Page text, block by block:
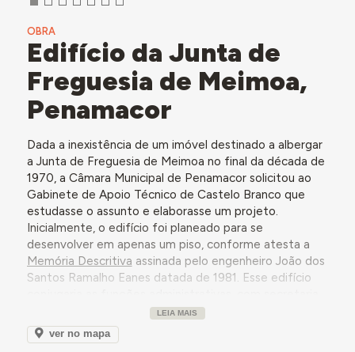
OBRA
Edifício da Junta de
Freguesia de Meimoa,
Penamacor
Dada a inexistência de um imóvel destinado a albergar
a Junta de Freguesia de Meimoa no final da década de
1970, a Câmara Municipal de Penamacor solicitou ao
Gabinete de Apoio Técnico de Castelo Branco que
estudasse o assunto e elaborasse um projeto.
Inicialmente, o edifício foi planeado para se
desenvolver em apenas um piso, conforme atesta a
Memória Descritiva assinada pelo engenheiro João dos
Santos Ramalho Eanes datada de 1981. Esse edifício
gabinete do Presidente da Junta de Freguesia e sala
de reuniões, com funções culturais e recreativas,
através da inclusão de uma biblioteca e de uma sala de
LEIA MAIS
ver no mapa